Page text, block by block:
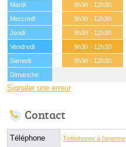
Mardi
9h30 - 12h30
Mercredi
9h30 - 12h30
Jeudi
9h30 - 12h30
Vendredi
9h30 - 12h30
Samedi
9h30 - 12h30
Dimanche
Signaler une erreur
Contact
Téléphone Téléphoner à l'agence